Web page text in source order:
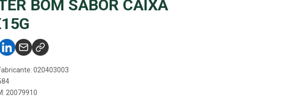
BOM SABOR CAIXA
020403003
20079910